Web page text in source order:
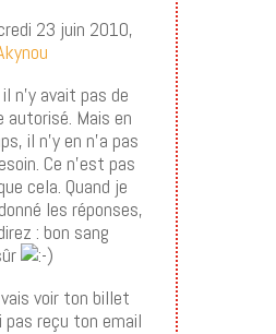
23 juin 2010,
n’y avait pas de
autorisé. Mais en
il n’y en n’a pas
Ce n’est pas
cela. Quand je
les réponses,
: bon sang
voir ton billet
pas reçu ton email